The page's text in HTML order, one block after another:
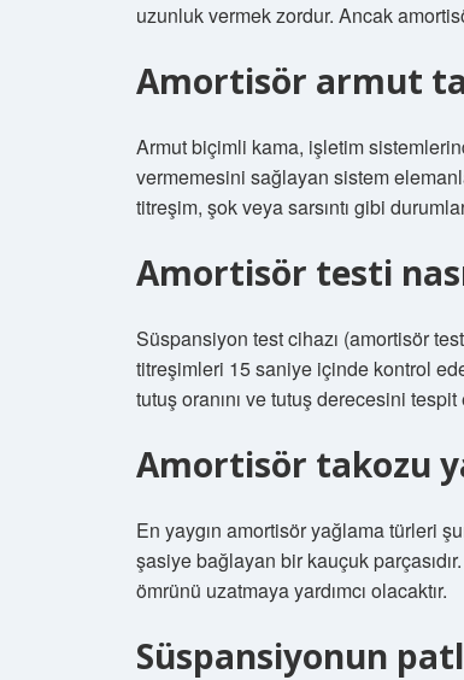
uzunluk vermek zordur. Ancak
Amortisör armut
Armut biçimli kama, işletim
vermemesini sağlayan sistem
titreşim, şok veya sarsıntı gibi
Amortisör testi
Süspansiyon test cihazı (amortisör
titreşimleri 15 saniye içinde kontrol
tutuş oranını ve tutuş derecesini tespit
Amortisör takozu
En yaygın amortisör yağlama türleri
şasiye bağlayan bir kauçuk
ömrünü uzatmaya yardımcı olacaktır.
Süspansiyonun